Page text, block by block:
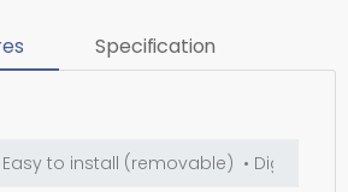
Specification